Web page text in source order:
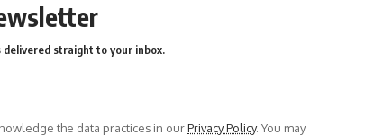
straight to your inbox.
the data practices in ourPrivacy Policy. You may